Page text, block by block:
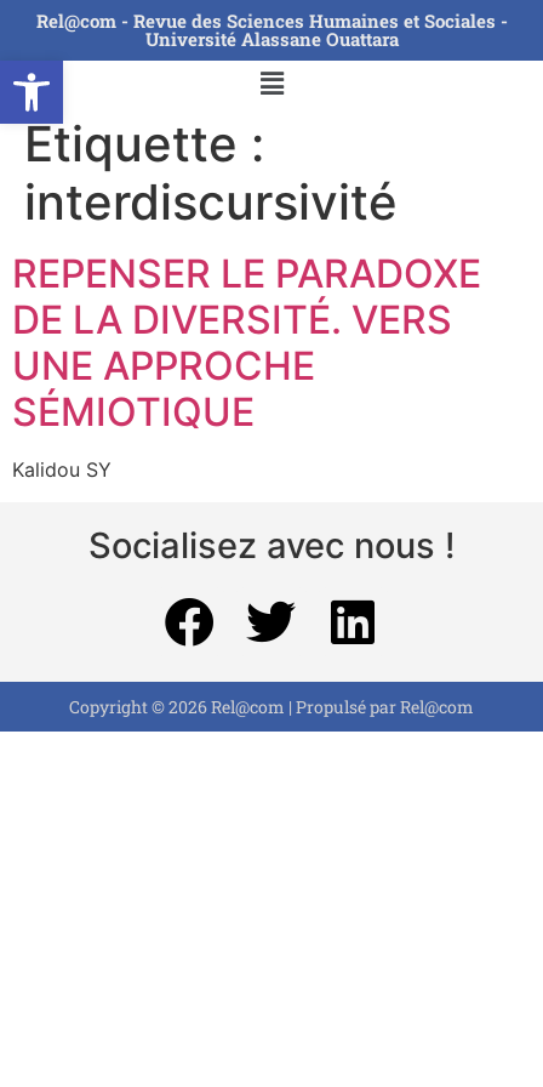
Ouvrir la barre d’outils
Rel@com - Revue des Sciences Humaines et Sociales -
Université Alassane Ouattara
Étiquette :
interdiscursivité
REPENSER LE PARADOXE
DE LA DIVERSITÉ. VERS
UNE APPROCHE
SÉMIOTIQUE
Kalidou SY
Socialisez avec nous !
Copyright © 2026 Rel@com | Propulsé par Rel@com